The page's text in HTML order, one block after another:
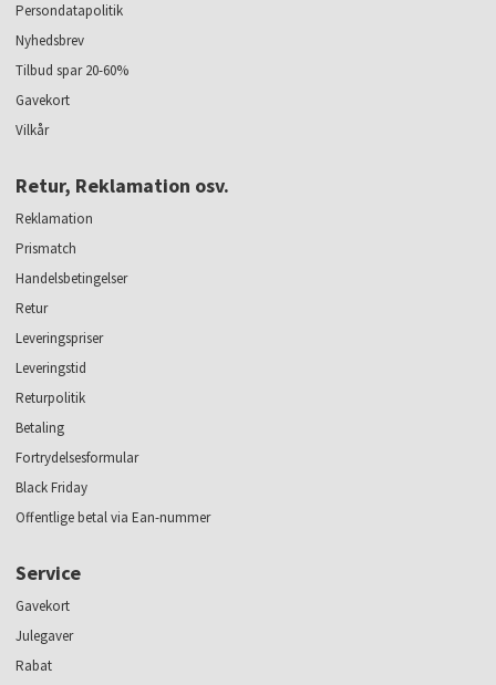
Persondatapolitik
Nyhedsbrev
Tilbud spar 20-60%
Gavekort
Vilkår
Retur, Reklamation osv.
Reklamation
Prismatch
Handelsbetingelser
Retur
Leveringspriser
Leveringstid
Returpolitik
Betaling
Fortrydelsesformular
Black Friday
Offentlige betal via Ean-nummer
Service
Gavekort
Julegaver
Rabat